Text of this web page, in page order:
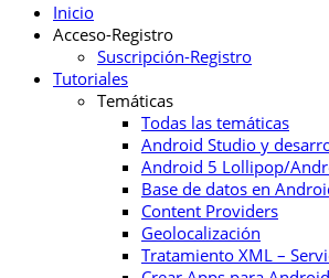
Inicio
Acceso-Registro
Suscripción-Registro
Tutoriales
Temáticas
Todas las temáticas
Android Studio y
Android 5 Lollipop/
Base de datos en
Content Providers
Geolocalización
Tratamiento XML –